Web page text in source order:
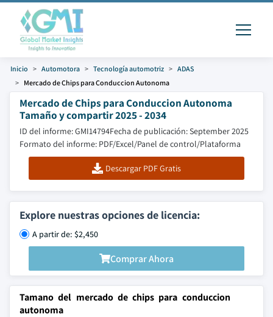
Inicio Automotora Tecnología automotriz
ADAS
Mercado de Chips para Conduccion Autonoma
Mercado de Chips para Conduccion Autonoma
Tamaño y compartir 2025 - 2034
ID del informe: GMI14794Fecha de publicación: September 2025
Formato del informe: PDF/Excel/Panel de control/Plataforma
Descargar PDF Gratis
Explore nuestras opciones de licencia:
A partir de: $2,450
Comprar Ahora
Tamano del mercado de chips para conduccion
autonoma